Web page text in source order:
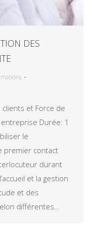
DES
clients et Force de
Durée: 1
le
premier contact
durant
et la gestion
et des
différentes…